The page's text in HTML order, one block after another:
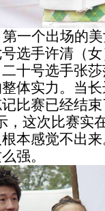
第一个出场的
手许清（女
十号选手张
体实力。当
比赛已经结
，这次比赛实
本感觉不出
强。